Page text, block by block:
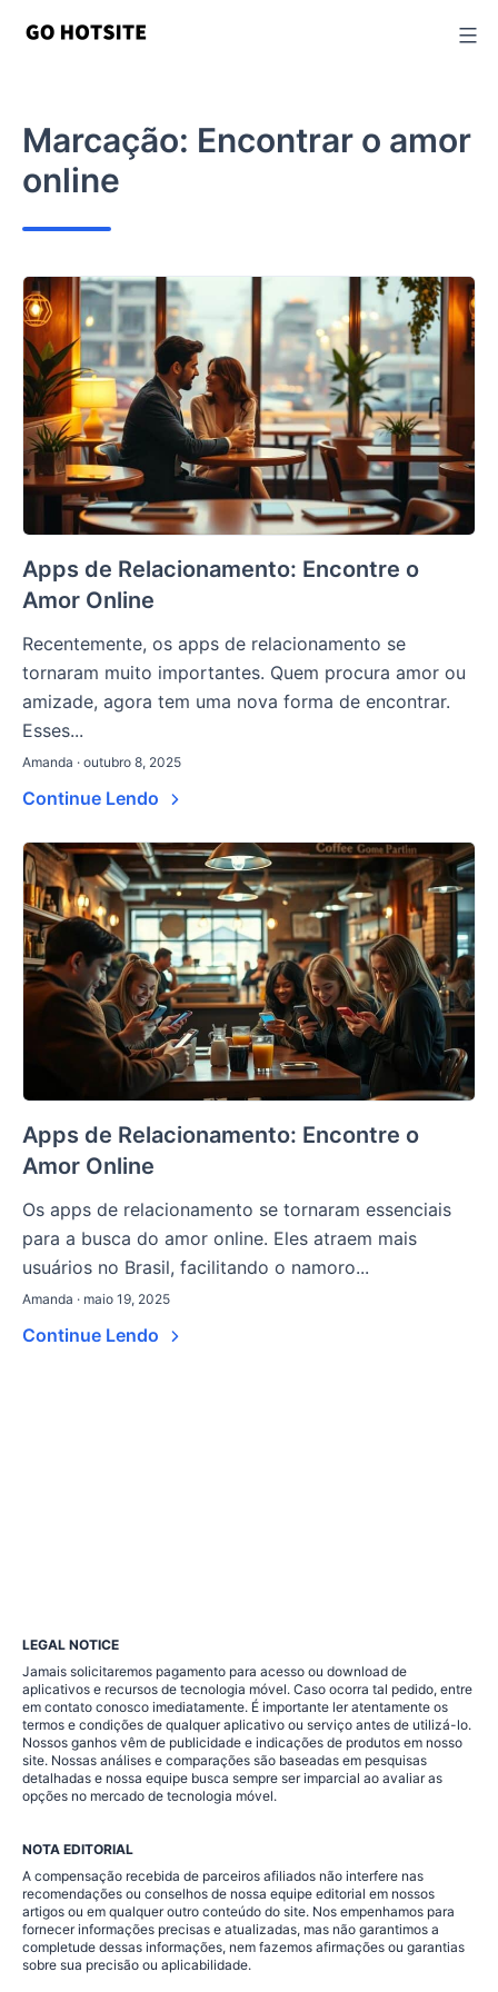
Marcação: Encontrar o amor
online
Apps de Relacionamento: Encontre o
Amor Online
Recentemente, os apps de relacionamento se
tornaram muito importantes. Quem procura amor ou
amizade, agora tem uma nova forma de encontrar.
Esses...
Amanda · outubro 8, 2025
Continue Lendo
Apps de Relacionamento: Encontre o
Amor Online
Os apps de relacionamento se tornaram essenciais
para a busca do amor online. Eles atraem mais
usuários no Brasil, facilitando o namoro...
Amanda · maio 19, 2025
Continue Lendo
LEGAL NOTICE
Jamais solicitaremos pagamento para acesso ou download de
aplicativos e recursos de tecnologia móvel. Caso ocorra tal pedido, entre
em contato conosco imediatamente. É importante ler atentamente os
termos e condições de qualquer aplicativo ou serviço antes de utilizá-lo.
Nossos ganhos vêm de publicidade e indicações de produtos em nosso
site. Nossas análises e comparações são baseadas em pesquisas
detalhadas e nossa equipe busca sempre ser imparcial ao avaliar as
opções no mercado de tecnologia móvel.
NOTA EDITORIAL
A compensação recebida de parceiros afiliados não interfere nas
recomendações ou conselhos de nossa equipe editorial em nossos
artigos ou em qualquer outro conteúdo do site. Nos empenhamos para
fornecer informações precisas e atualizadas, mas não garantimos a
completude dessas informações, nem fazemos afirmações ou garantias
sobre sua precisão ou aplicabilidade.